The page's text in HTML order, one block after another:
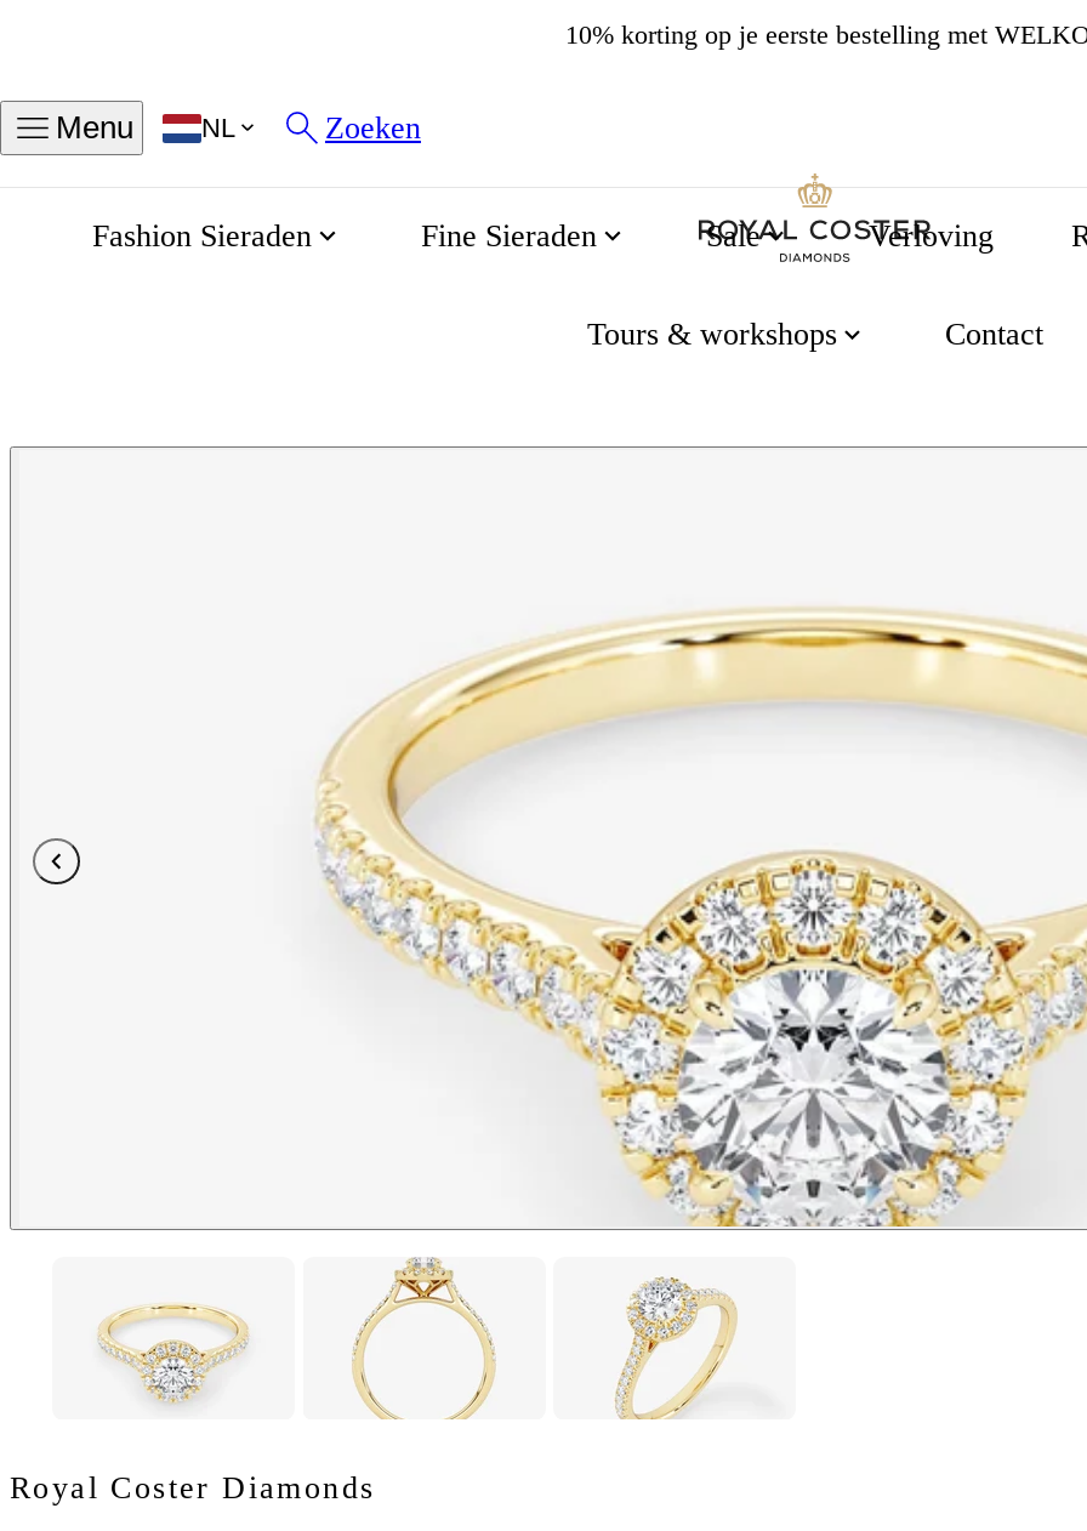
10% korting op je eerste bestelling met
Menu NL Zoeken
Fashion Sieraden Fine Sieraden Sale Verloving
Tours & workshops Contact
Royal Coster Diamonds 0.50 karaat briljant geslepen diamant 18K gouden
Royal Coster Diamonds